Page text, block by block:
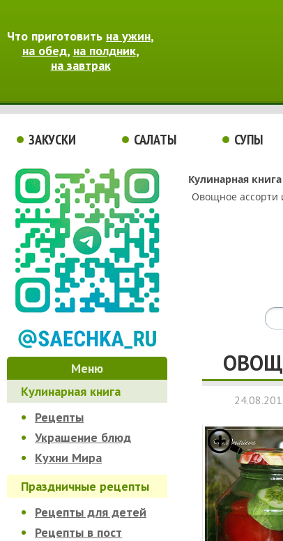
Что приготовить на ужин,
на обед, на полдник,
на завтрак
ЗАКУСКИ САЛАТЫ СУПЫ
Меню
Кулинарная книга
Рецепты
Украшение блюд
Кухни Мира
Праздничные рецепты
Рецепты для детей
Рецепты в пост
Кулинарная книга
Овощное ассорти